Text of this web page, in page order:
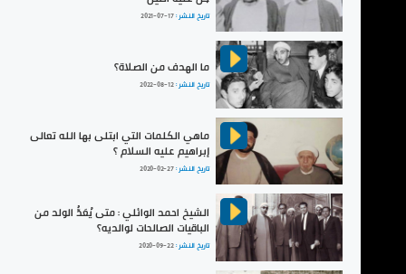
تاريخ النشر :2021-07-17
ما الهدف من الصلاة؟
تاريخ النشر :2022-08-12
ماهي الكلمات التي ابتلى بها الله تعالى
إبراهيم عليه السلام ؟
تاريخ النشر :2020-02-27
الشيخ احمد الوائلي : متى يُعَدُّ الولد من
الباقيات الصالحات لوالديه؟
تاريخ النشر :2020-09-22